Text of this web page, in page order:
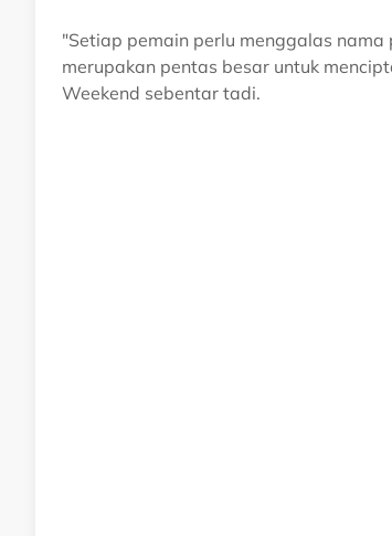
"Setiap pemain perlu menggalas
merupakan pentas besar untuk
Weekend sebentar tadi.